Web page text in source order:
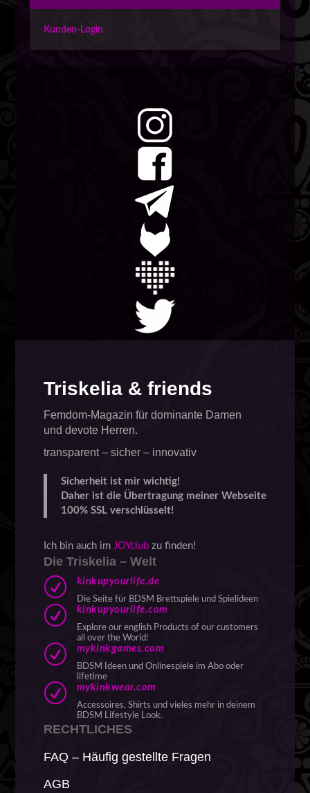
Kunden-Login
Triskelia & friends
Femdom-Magazin für dominante Damen
und devote Herren.
transparent – sicher – innovativ
Sicherheit ist mir wichtig!
Daher ist die Übertragung meiner Webseite
100% SSL verschlüsselt!
Ich bin auch im JOYclubzu finden!
Die Triskelia – Welt
R kinkupyourlife.de
Die Seite für BDSM Brettspiele und Spielideen
R kinkupyourlife.com
Explore our english Products of our customers
all over the World!
R mykinkgames.com
BDSM Ideen und Onlinespiele im Abo oder
lifetime
R mykinkwear.com
Accessoires, Shirts und vieles mehr in deinem
BDSM Lifestyle Look.
RECHTLICHES
FAQ – Häufig gestellte Fragen
AGB